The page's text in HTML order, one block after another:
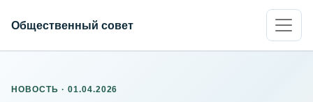
Общественный совет
НОВОСТЬ · 01.04.2026